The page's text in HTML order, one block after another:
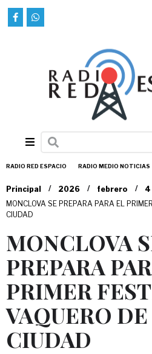
RADIO RED ESPACIO RADIO MEDIO NOTICIAS
Principal / 2026 / febrero / 4
MONCLOVA SE PREPARA PARA EL
CIUDAD
MONCLOVA
PREPARA
PRIMER
VAQUERO
CIUDAD